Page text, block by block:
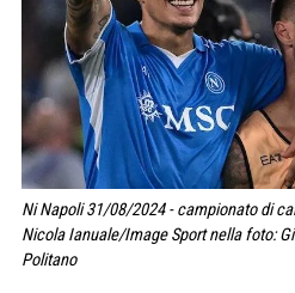
Ni Napoli 31/08/2024 - campionato di
Nicola Ianuale/Image Sport nella foto:
Politano